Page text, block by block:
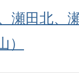
瀬田北、
）